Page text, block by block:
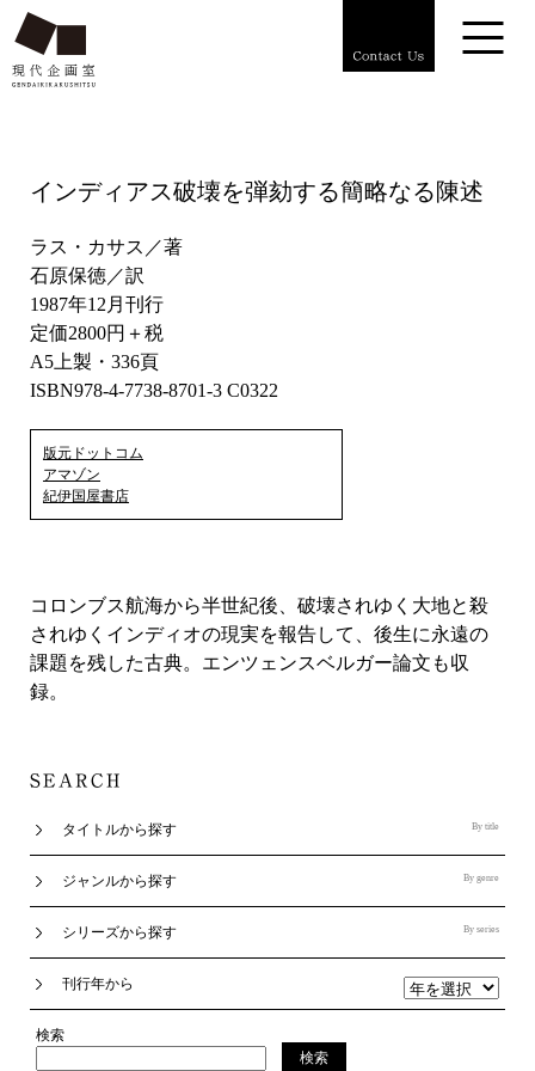
インディアス破壊を弾劾する簡略なる陳述
ラス・カサス／著
石原保徳／訳
1987年12月刊行
定価2800円＋税
A5上製・336頁
ISBN978-4-7738-8701-3 C0322
版元ドットコム
アマゾン
紀伊国屋書店
コロンブス航海から半世紀後、破壊されゆく大地と殺
されゆくインディオの現実を報告して、後生に永遠の
課題を残した古典。エンツェンスベルガー論文も収
録。
タイトルから探す By title
ジャンルから探す By genre
シリーズから探す By series
刊行年から
検索